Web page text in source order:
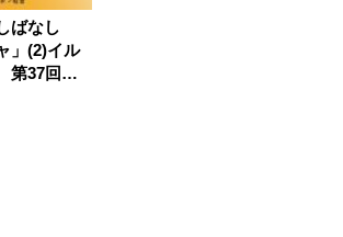
ばなし
」(2)イル
第37回